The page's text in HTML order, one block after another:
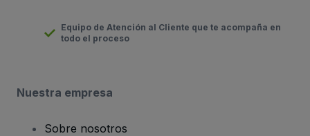
Equipo de Atención al Cliente que te acompaña en
todo el proceso
Nuestra empresa
Sobre nosotros